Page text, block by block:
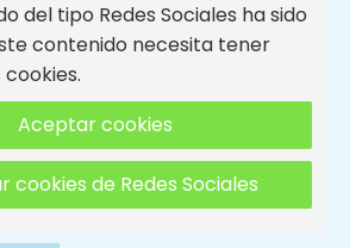
del tipo Redes Sociales ha sido
contenido necesita tener
Aceptar cookies
cookies de Redes Sociales